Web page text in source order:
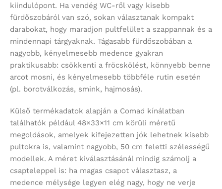
kiindulópont. Ha vendég WC-ről vagy kisebb
fürdőszobáról van szó, sokan választanak kompakt
darabokat, hogy maradjon pultfelület a szappannak és a
mindennapi tárgyaknak. Tágasabb fürdőszobában a
nagyobb, kényelmesebb medence gyakran
praktikusabb: csökkenti a fröcskölést, könnyebb benne
arcot mosni, és kényelmesebb többféle rutin esetén
(pl. borotválkozás, smink, hajmosás).
Külső termékadatok alapján a Comad kínálatban
találhatók például 48×33×11 cm körüli méretű
megoldások, amelyek kifejezetten jók lehetnek kisebb
pultokra is, valamint nagyobb, 50 cm feletti szélességű
modellek. A méret kiválasztásánál mindig számolj a
csapteleppel is: ha magas csapot választasz, a
medence mélysége legyen elég nagy, hogy ne verje